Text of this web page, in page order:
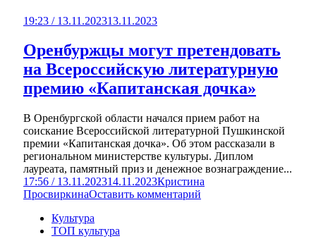
19:23 / 13.11.202313.11.2023
Оренбуржцы могут претендовать
на Всероссийскую литературную
премию «Капитанская дочка»
В Оренбургской области начался прием работ на
соискание Всероссийской литературной Пушкинской
премии «Капитанская дочка». Об этом рассказали в
региональном министерстве культуры. Диплом
лауреата, памятный приз и денежное вознаграждение...
17:56 / 13.11.202314.11.2023Кристина
ПросвиркинаОставить комментарий
Культура
ТОП культура